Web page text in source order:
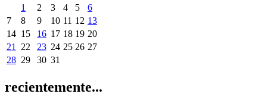
1
2 3 4 5
6
7
8 9 10 11 12 13
14 15 16 17 18 19 20
21
22 23 24 25 26 27
28 29 30 31
recientemente...